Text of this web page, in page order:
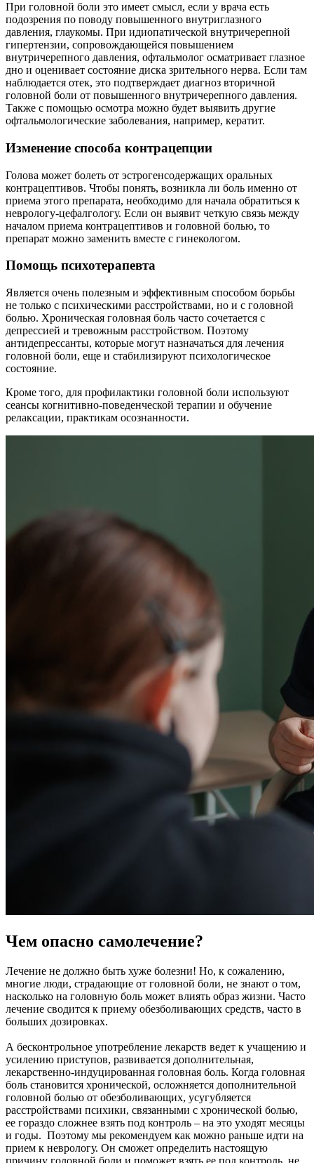
При головной боли это имеет смысл, если у врача есть
подозрения по поводу повышенного внутриглазного
давления, глаукомы. При идиопатической внутричерепной
гипертензии, сопровождающейся повышением
внутричерепного давления, офтальмолог осматривает глазное
дно и оценивает состояние диска зрительного нерва. Если там
наблюдается отек, это подтверждает диагноз вторичной
головной боли от повышенного внутричерепного давления.
Также с помощью осмотра можно будет выявить другие
офтальмологические заболевания, например, кератит.
Изменение способа контрацепции
Голова может болеть от эстрогенсодержащих оральных
контрацептивов. Чтобы понять, возникла ли боль именно от
приема этого препарата, необходимо для начала обратиться к
неврологу-цефалгологу. Если он выявит четкую связь между
началом приема контрацептивов и головной болью, то
препарат можно заменить вместе с гинекологом.
Помощь психотерапевта
Является очень полезным и эффективным способом борьбы
не только с психическими расстройствами, но и с головной
болью. Хроническая головная боль часто сочетается с
депрессией и тревожным расстройством. Поэтому
антидепрессанты, которые могут назначаться для лечения
головной боли, еще и стабилизируют психологическое
состояние.
Кроме того, для профилактики головной боли используют
сеансы когнитивно-поведенческой терапии и обучение
релаксации, практикам осознанности.
Чем опасно самолечение?
Лечение не должно быть хуже болезни! Но, к сожалению,
многие люди, страдающие от головной боли, не знают о том,
насколько на головную боль может влиять образ жизни. Часто
лечение сводится к приему обезболивающих средств, часто в
больших дозировках.
А бесконтрольное употребление лекарств ведет к учащению и
усилению приступов, развивается дополнительная,
лекарственно-индуцированная головная боль. Когда головная
боль становится хронической, осложняется дополнительной
головной болью от обезболивающих, усугубляется
расстройствами психики, связанными с хронической болью,
ее гораздо сложнее взять под контроль – на это уходят месяцы
и годы. Поэтому мы рекомендуем как можно раньше идти на
прием к неврологу. Он сможет определить настоящую
причину головной боли и поможет взять ее под контроль, не